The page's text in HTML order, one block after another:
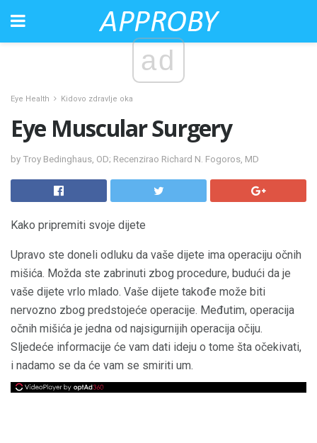
ad
Eye Health Kidovo zdravlje oka
Eye Muscular Surgery
by Troy Bedinghaus, OD; Recenzirao Richard N. Fogoros, MD
Kako pripremiti svoje dijete
Upravo ste doneli odluku da vaše dijete ima operaciju očnih
mišića. Možda ste zabrinuti zbog procedure, budući da je
vaše dijete vrlo mlado. Vaše dijete takođe može biti
nervozno zbog predstojeće operacije. Međutim, operacija
očnih mišića je jedna od najsigurnijih operacija očiju.
Sljedeće informacije će vam dati ideju o tome šta očekivati,
i nadamo se da će vam se smiriti um.